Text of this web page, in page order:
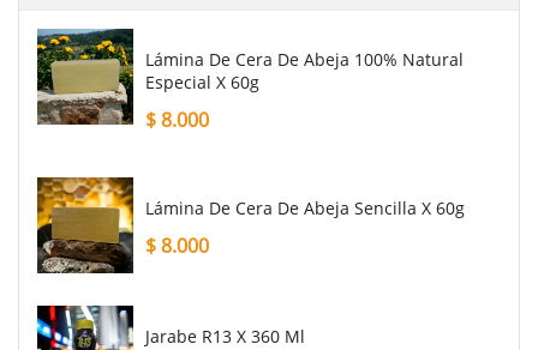
Lámina De Cera De Abeja 100% Natural
Especial X 60g
$8.000
Lámina De Cera De Abeja Sencilla X 60g
$8.000
Jarabe R13 X 360 Ml